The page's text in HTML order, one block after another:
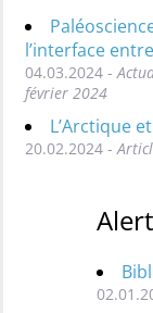
l’interface
04.03.2024 -
février 2024
L’Arctique
20.02.2024 -